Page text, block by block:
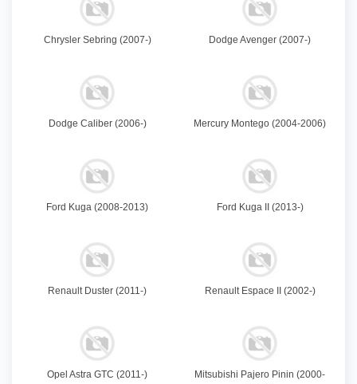
Chrysler Sebring (2007-) Dodge Avenger (2007-)
Dodge Caliber (2006-) Mercury Montego (2004-2006)
Ford Kuga (2008-2013) Ford Kuga II (2013-)
Renault Duster (2011-) Renault Espace II (2002-)
Opel Astra GTC (2011-)
Mitsubishi Pajero Pinin (2000-